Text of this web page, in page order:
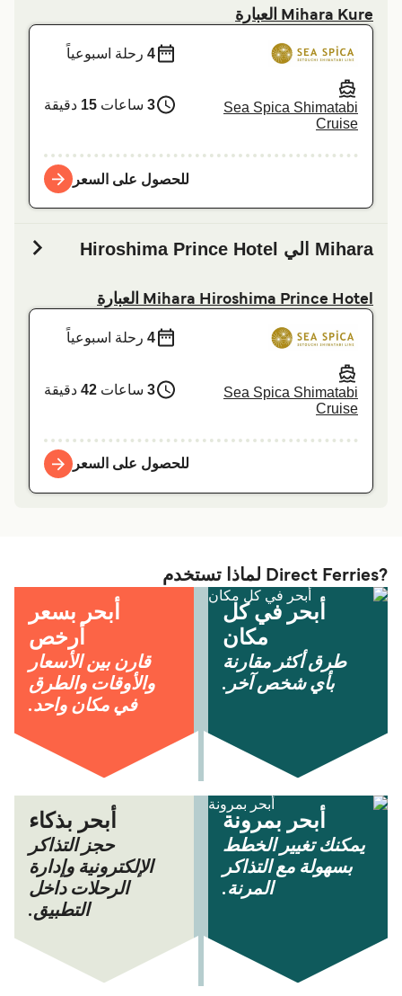
Mihara Kure العبارة
Sea Spica Shimatabi
Cruise
4رحلة اسبوعياً
3 ساعات15دقيقة
للحصول على السعر
Mihara الي Hiroshima Prince Hotel
Mihara Hiroshima Prince Hotel العبارة
Sea Spica Shimatabi
Cruise
4رحلة اسبوعياً
3 ساعات42دقيقة
للحصول على السعر
أبحر في كل
مكان
طرق أكثر مقارنة
بأي شخص آخر.
أبحر بسعر
أرخص
قارن بين الأسعار
والأوقات والطرق
في مكان واحد.
أبحر بمرونة
يمكنك تغيير الخطط
بسهولة مع التذاكر
المرنة.
أبحر بذكاء
حجز التذاكر
الإلكترونية وإدارة
الرحلات داخل
التطبيق.